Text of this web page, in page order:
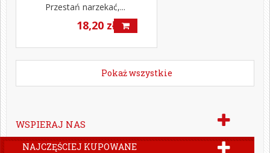
Przestań narzekać,...
18,20 zł
Pokaż wszystkie
WSPIERAJ NAS
NAJCZĘŚCIEJ KUPOWANE